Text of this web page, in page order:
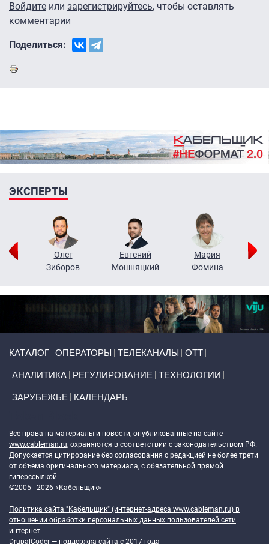
Войдите или зарегистрируйтесь, чтобы оставлять
комментарии
Поделиться:
ЭКСПЕРТЫ
Олег
Зиборов
Евгений
Мошняцкий
Мария
Фомина
КАТАЛОГ ОПЕРАТОРЫ ТЕЛЕКАНАЛЫ ОТТ
АНАЛИТИКА РЕГУЛИРОВАНИЕ ТЕХНОЛОГИИ
ЗАРУБЕЖЬЕ КАЛЕНДАРЬ
Все права на материалы и новости, опубликованные на сайте
www.cableman.ru, охраняются в соответствии с законодательством РФ.
Допускается цитирование без согласования с редакцией не более трети
от объема оригинального материала, с обязательной прямой
гиперссылкой.
©2005 - 2026 «Кабельщик»
Политика сайта "Кабельщик" (интернет-адреса www.cableman.ru) в
отношении обработки персональных данных пользователей сети
интернет
DrupalCoder — поддержка сайта c 2017 года